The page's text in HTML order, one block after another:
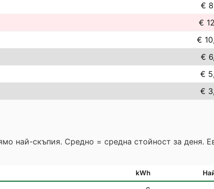
€
€
€
€
€
€
най-скъпия. Средно = средна стойност за деня.
kWh